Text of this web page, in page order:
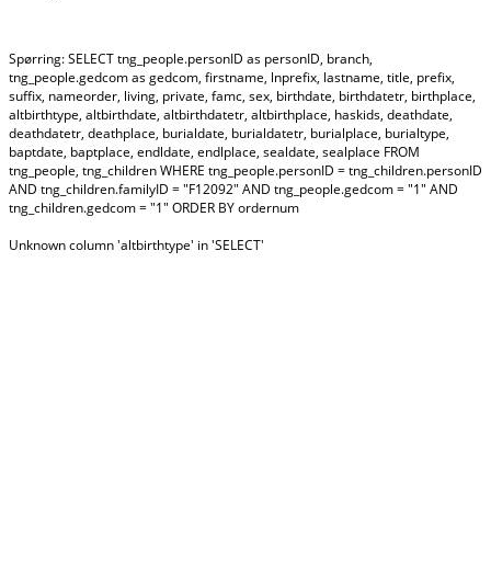
Spørring: SELECT tng_people.personID as personID, branch,
tng_people.gedcom as gedcom, firstname, lnprefix, lastname, title, prefix,
suffix, nameorder, living, private, famc, sex, birthdate, birthdatetr, birthplace,
altbirthtype, altbirthdate, altbirthdatetr, altbirthplace, haskids, deathdate,
deathdatetr, deathplace, burialdate, burialdatetr, burialplace, burialtype,
baptdate, baptplace, endldate, endlplace, sealdate, sealplace FROM
tng_people, tng_children WHERE tng_people.personID = tng_children.personID
AND tng_children.familyID = "F12092" AND tng_people.gedcom = "1" AND
tng_children.gedcom = "1" ORDER BY ordernum
Unknown column 'altbirthtype' in 'SELECT'